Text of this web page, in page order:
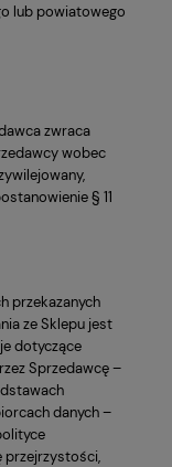
lub powiatowego
zwraca
wobec
§ 11
przekazanych
ze Sklepu jest
dotyczące
Sprzedawcę –
danych –
przejrzystości,